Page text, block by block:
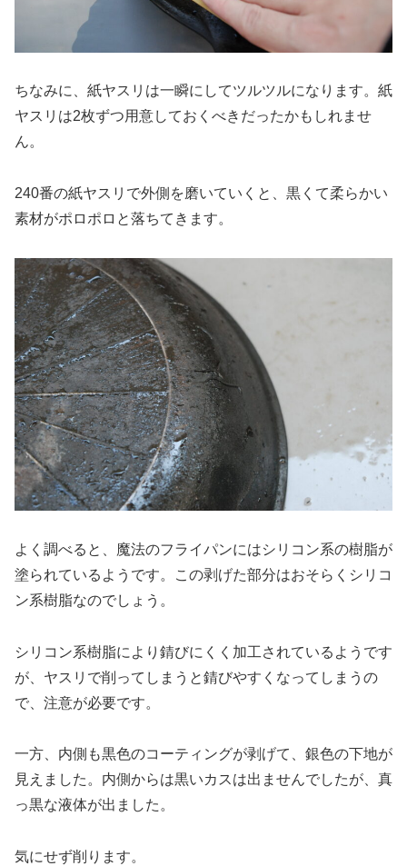
ちなみに、紙ヤスリは一瞬にしてツルツルになります。紙
ヤスリは2枚ずつ用意しておくべきだったかもしれませ
ん。
240番の紙ヤスリで外側を磨いていくと、黒くて柔らかい
素材がポロポロと落ちてきます。
よく調べると、魔法のフライパンにはシリコン系の樹脂が
塗られているようです。この剥げた部分はおそらくシリコ
ン系樹脂なのでしょう。
シリコン系樹脂により錆びにくく加工されているようです
が、ヤスリで削ってしまうと錆びやすくなってしまうの
で、注意が必要です。
一方、内側も黒色のコーティングが剥げて、銀色の下地が
見えました。内側からは黒いカスは出ませんでしたが、真
っ黒な液体が出ました。
気にせず削ります。